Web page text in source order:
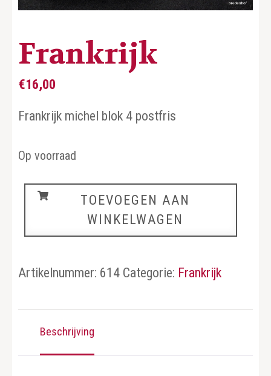
Frankrijk
€16,00
Frankrijk michel blok 4 postfris
Op voorraad
Frankrijk
TOEVOEGEN AAN
WINKELWAGEN
Artikelnummer: 614 Categorie: Frankrijk
Beschrijving